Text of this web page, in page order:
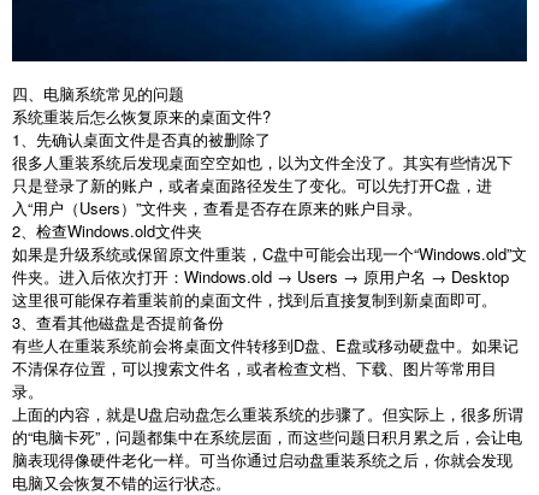
四、电脑系统常见的问题
系统重装后怎么恢复原来的桌面文件?
1
、先确认桌面文件是否真的被删除了
很多人重装系统后发现桌面空空如也，以为文件全没了。其实有些情况下
只是登录了新的账户，或者桌面路径发生了变化。可以先打开C盘，进
入“用户（Users）”文件夹，查看是否存在原来的账户目录。
2 、检查Windows.old文件夹
如果是升级系统或保留原文件重装， C盘中可能会出现一个“Windows.old”文
件夹。进入后依次打开： Windows.old → Users → 原用户名 → Desktop
这里很可能保存着重装前的桌面文件，找到后直接复制到新桌面即可。
3 、查看其他磁盘是否提前备份
有些人在重装系统前会将桌面文件转移到D盘、 E盘或移动硬盘中。如果记
不清保存位置，可以搜索文件名，或者检查文档、下载、图片等常用目
录。
上面的内容，就是U盘启动盘怎么重装系统的步骤了。但实际上，很多所谓
的“电脑卡死”，问题都集中在系统层面，而这些问题日积月累之后，会让电
脑表现得像硬件老化一样。可当你通过启动盘重装系统之后，你就会发现
电脑又会恢复不错的运行状态。